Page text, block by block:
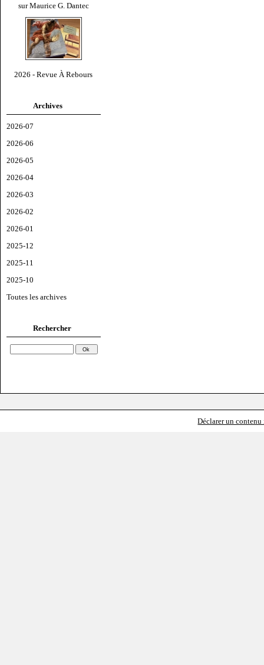
sur Maurice G. Dantec
2026 - Revue À Rebours
Archives
2026-07
2026-06
2026-05
2026-04
2026-03
2026-02
2026-01
2025-12
2025-11
2025-10
Toutes les archives
Rechercher
Déclarer un